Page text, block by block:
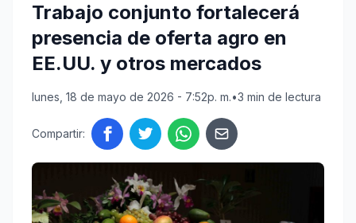
Trabajo conjunto fortalecerá
presencia de oferta agro en
EE.UU. y otros mercados
lunes, 18 de mayo de 2026 - 7:52p. m.•3 min de lectura
Compartir: